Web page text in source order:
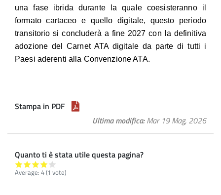
una fase ibrida durante la quale coesisteranno il
formato cartaceo e quello digitale, questo periodo
transitorio si concluderà a fine 2027 con la definitiva
adozione del Carnet ATA digitale da parte di tutti i
Paesi aderenti alla Convenzione ATA.
Stampa in PDF
Ultima modifica Mar 19 Mag, 2026
Quanto ti è stata utile questa pagina?
Average: 4(1 vote)